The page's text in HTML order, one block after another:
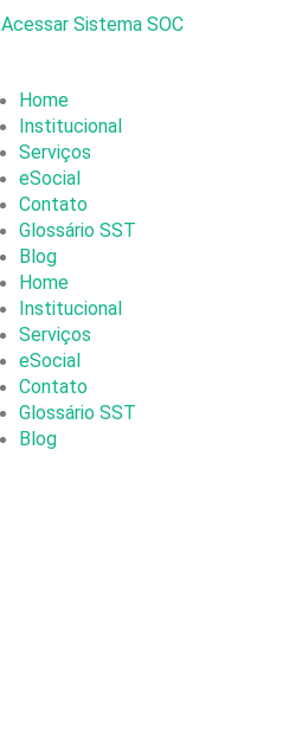
Acessar Sistema SOC
Home
Institucional
Serviços
eSocial
Contato
Glossário SST
Blog
Home
Institucional
Serviços
eSocial
Contato
Glossário SST
Blog